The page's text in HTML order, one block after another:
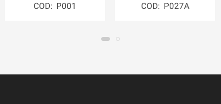
COD: P001 COD: P027A